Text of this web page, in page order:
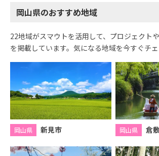
岡山県のおすすめ地域
22地域がスマウトを活用して、プロジェクト
を掲載しています。気になる地域を今すぐチェ
岡山県 新見市 岡山県 倉